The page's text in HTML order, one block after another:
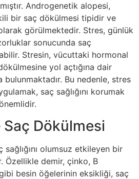
Androgenetik alopesi,
bir saç dökülmesi tipidir ve
görülmektedir. Stres, günlük
sonucunda saç
Stresin, vücuttaki hormonal
yol açtığına dair
bulunmaktadır. Bu nedenle, stres
saç sağlığını korumak
Saç Dökülmesi
olumsuz etkileyen bir
Özellikle demir, çinko, B
besin öğelerinin eksikliği, saç